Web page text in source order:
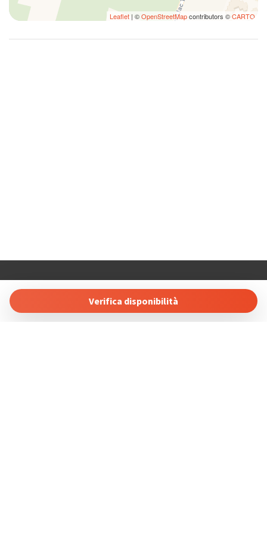
Leaflet | ©OpenStreetMapcontributors ©CARTO
Verifica disponibilità
Calle Carlos Senti 23 03700 Dénia, Alicante, Spain
Tel: +34 865689257